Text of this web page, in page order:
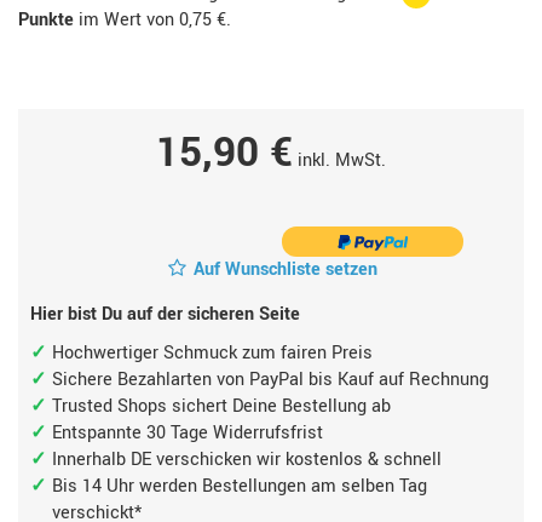
Punkte im Wert von0,75 €.
15,90 € inkl. MwSt.
Auf Wunschliste setzen
Hier bist Du auf der sicheren Seite
Hochwertiger Schmuck zum fairen Preis
Sichere Bezahlarten von PayPal bis Kauf auf Rechnung
Trusted Shops sichert Deine Bestellung ab
Entspannte 30 Tage Widerrufsfrist
Innerhalb DE verschicken wir kostenlos & schnell
Bis 14 Uhr werden Bestellungen am selben Tag
verschickt*